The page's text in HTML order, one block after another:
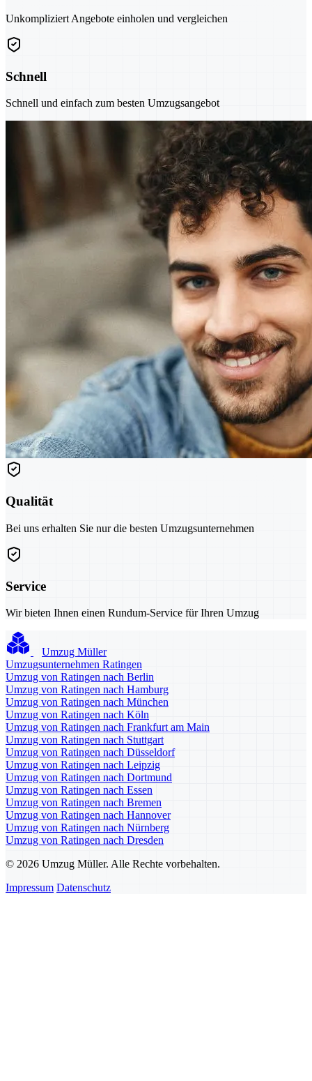
Unkompliziert Angebote einholen und vergleichen
Schnell
Schnell und einfach zum besten Umzugsangebot
Qualität
Bei uns erhalten Sie nur die besten Umzugsunternehmen
Service
Wir bieten Ihnen einen Rundum-Service für Ihren Umzug
Umzug Müller
Umzugsunternehmen Ratingen
Umzug von Ratingen nach Berlin
Umzug von Ratingen nach Hamburg
Umzug von Ratingen nach München
Umzug von Ratingen nach Köln
Umzug von Ratingen nach Frankfurt am Main
Umzug von Ratingen nach Stuttgart
Umzug von Ratingen nach Düsseldorf
Umzug von Ratingen nach Leipzig
Umzug von Ratingen nach Dortmund
Umzug von Ratingen nach Essen
Umzug von Ratingen nach Bremen
Umzug von Ratingen nach Hannover
Umzug von Ratingen nach Nürnberg
Umzug von Ratingen nach Dresden
© 2026 Umzug Müller. Alle Rechte vorbehalten.
Impressum Datenschutz